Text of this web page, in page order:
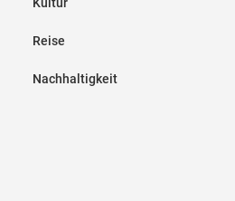
Reise
Nachhaltigkeit